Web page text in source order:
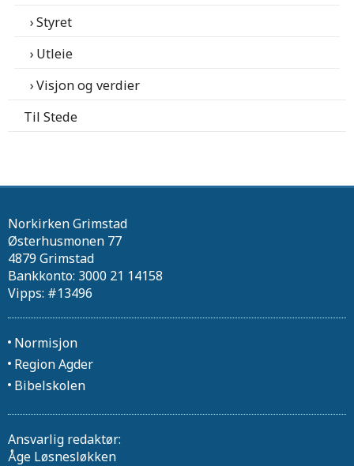
Styret
Utleie
Visjon og verdier
Til Stede
Norkirken Grimstad
Østerhusmonen 77
4879 Grimstad
Bankkonto: 3000 21 14158
Vipps: #13496
Normisjon
Region Agder
Bibelskolen
Ansvarlig redaktør:
Åge Løsnesløkken